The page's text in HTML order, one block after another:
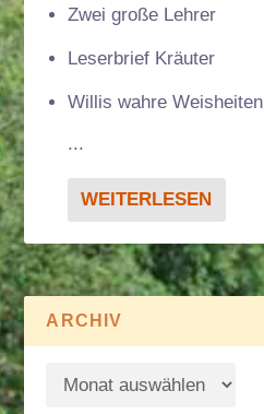
Zwei große Lehrer
Leserbrief Kräuter
Willis wahre Weisheiten
...
WEITERLESEN
ARCHIV